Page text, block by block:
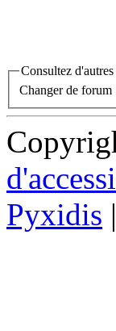
Consultez
Changer de forum
Pyxidis |